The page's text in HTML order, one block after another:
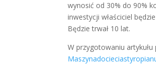
wynosić od 30% do 90%
inwestycji właściciel
Będzie trwał 10 lat.
W przygotowaniu